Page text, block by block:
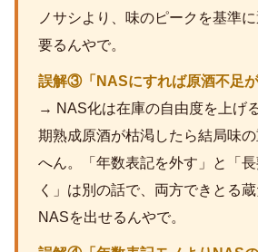
ノサシより、味のピークを基準
要るんやで。
誤解③「NASにすれば原酒不足が
→ NAS化は在庫の自由度を上げ
期熟成原酒が枯渇したら結局味
へん。「年数表記を外す」と「
く」は別の話で、両方できとる
NASを出せるんやで。